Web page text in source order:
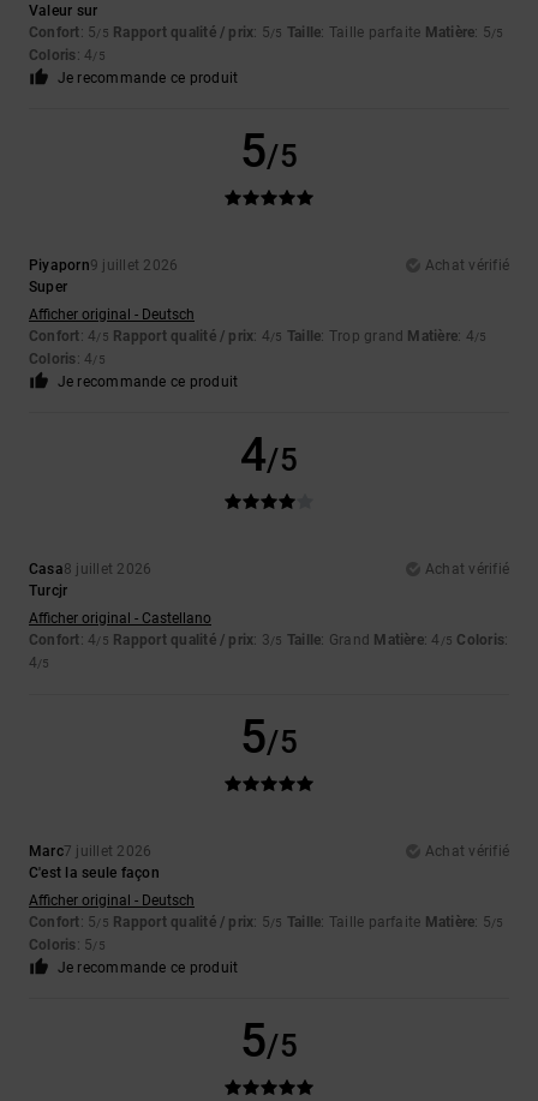
Valeur sur
Confort: 5/5 Rapport qualité / prix: 5/5 Taille: Taille parfaite Matière: 5/5
Coloris: 4/5
Je recommande ce produit
5/5
Piyaporn9 juillet 2026
Achat vérifié
Super
Afficher original - Deutsch
Confort: 4/5 Rapport qualité / prix: 4/5 Taille: Trop grand Matière: 4/5
Coloris: 4/5
Je recommande ce produit
4/5
Casa8 juillet 2026
Achat vérifié
Turcjr
Afficher original - Castellano
Confort: 4/5 Rapport qualité / prix: 3/5 Taille: Grand Matière: 4 /5 Coloris:
4/5
5/5
Marc7 juillet 2026
Achat vérifié
C'est la seule façon
Afficher original - Deutsch
Confort: 5/5 Rapport qualité / prix: 5/5 Taille: Taille parfaite Matière: 5/5
Coloris: 5/5
Je recommande ce produit
5/5